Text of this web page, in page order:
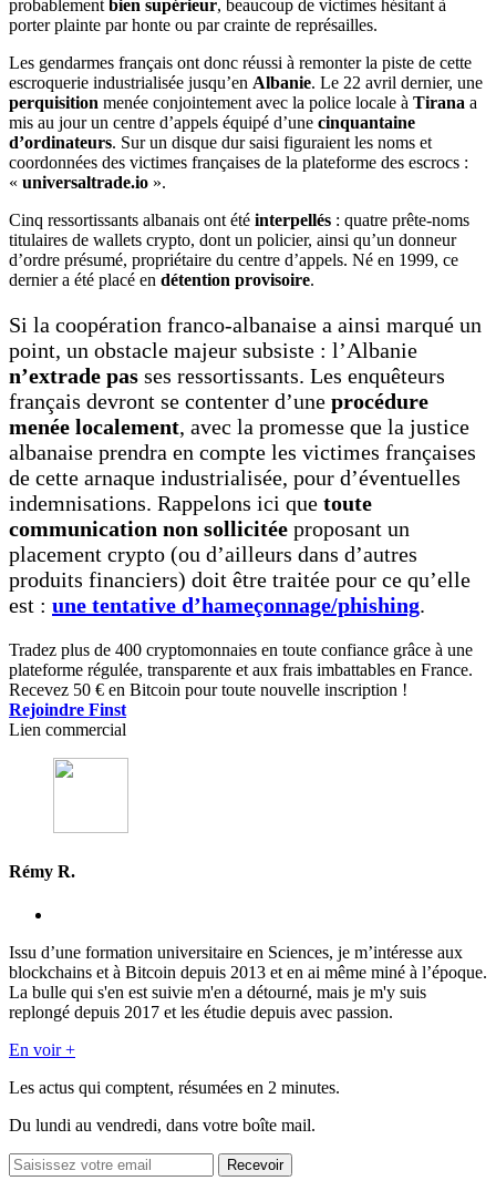
probablement bien supérieur, beaucoup de victimes hésitant à
porter plainte par honte ou par crainte de représailles.
Les gendarmes français ont donc réussi à remonter la piste de cette
escroquerie industrialisée jusqu’en Albanie. Le 22 avril dernier, une
perquisition menée conjointement avec la police locale à Tirana a
mis au jour un centre d’appels équipé d’une cinquantaine
d’ordinateurs. Sur un disque dur saisi figuraient les noms et
coordonnées des victimes françaises de la plateforme des escrocs :
« universaltrade.io ».
Cinq ressortissants albanais ont été interpellés : quatre prête-noms
titulaires de wallets crypto, dont un policier, ainsi qu’un donneur
d’ordre présumé, propriétaire du centre d’appels. Né en 1999, ce
dernier a été placé en détention provisoire.
Si la coopération franco-albanaise a ainsi marqué un
point, un obstacle majeur subsiste : l’Albanie
n’extrade pas ses ressortissants. Les enquêteurs
français devront se contenter d’une procédure
menée localement, avec la promesse que la justice
albanaise prendra en compte les victimes françaises
de cette arnaque industrialisée, pour d’éventuelles
indemnisations. Rappelons ici que toute
communication non sollicitée proposant un
placement crypto (ou d’ailleurs dans d’autres
produits financiers) doit être traitée pour ce qu’elle
est : une tentative d’hameçonnage/phishing.
Tradez plus de 400 cryptomonnaies en toute confiance grâce à une
plateforme régulée, transparente et aux frais imbattables en France.
Recevez 50 € en Bitcoin pour toute nouvelle inscription !
Rejoindre Finst
Lien commercial
Rémy R.
Issu d’une formation universitaire en Sciences, je m’intéresse aux
blockchains et à Bitcoin depuis 2013 et en ai même miné à l’époque.
La bulle qui s'en est suivie m'en a détourné, mais je m'y suis
replongé depuis 2017 et les étudie depuis avec passion.
En voir +
Les actus qui comptent, résumées en 2 minutes.
Du lundi au vendredi, dans votre boîte mail.
Recevoir